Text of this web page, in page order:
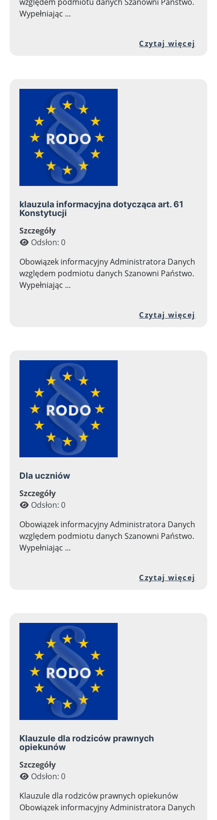
Wypełniając ...
Czytaj więcej
klauzula informacyjna dotycząca art. 61
Konstytucji
Szczegóły
Odsłon: 0
Obowiązek informacyjny Administratora Danych
względem podmiotu danych Szanowni Państwo.
Wypełniając ...
Czytaj więcej
Dla uczniów
Szczegóły
Odsłon: 0
Obowiązek informacyjny Administratora Danych
względem podmiotu danych Szanowni Państwo.
Wypełniając ...
Czytaj więcej
Klauzule dla rodziców prawnych
opiekunów
Szczegóły
Odsłon: 0
Klauzule dla rodziców prawnych opiekunów
Obowiązek informacyjny Administratora Danych